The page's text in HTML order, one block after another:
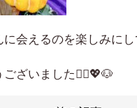
に会えるのを楽しみに
ざいました🙇‍♀️💖🐶